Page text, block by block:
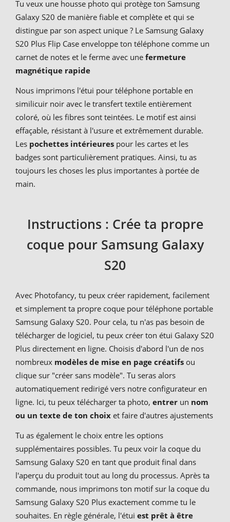
Tu veux une housse photo qui protège ton Samsung
Galaxy S20 de manière fiable et complète et qui se
distingue par son aspect unique ? Le Samsung Galaxy
S20 Plus Flip Case enveloppe ton téléphone comme un
carnet de notes et le ferme avec une fermeture
magnétique rapide
Nous imprimons l'étui pour téléphone portable en
similicuir noir avec le transfert textile entièrement
coloré, où les fibres sont teintées. Le motif est ainsi
effaçable, résistant à l'usure et extrêmement durable.
Les pochettes intérieures pour les cartes et les
badges sont particulièrement pratiques. Ainsi, tu as
toujours les choses les plus importantes à portée de
main.
Instructions : Crée ta propre
coque pour Samsung Galaxy
S20
Avec Photofancy, tu peux créer rapidement, facilement
et simplement ta propre coque pour téléphone portable
Samsung Galaxy S20. Pour cela, tu n'as pas besoin de
télécharger de logiciel, tu peux créer ton étui Galaxy S20
Plus directement en ligne. Choisis d'abord l'un de nos
nombreux modèles de mise en page créatifs ou
clique sur "créer sans modèle". Tu seras alors
automatiquement redirigé vers notre configurateur en
ligne. Ici, tu peux télécharger ta photo, entrer un nom
ou un texte de ton choix et faire d'autres ajustements
Tu as également le choix entre les options
supplémentaires possibles. Tu peux voir la coque du
Samsung Galaxy S20 en tant que produit final dans
l'aperçu du produit tout au long du processus. Après ta
commande, nous imprimons ton motif sur la coque du
Samsung Galaxy S20 Plus exactement comme tu le
souhaites. En règle générale, l'étui est prêt à être